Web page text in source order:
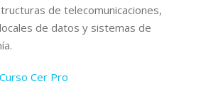
de telecomunicaciones,
de datos y sistemas de
Cer Pro